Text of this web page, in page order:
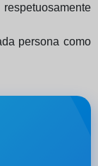
persona como